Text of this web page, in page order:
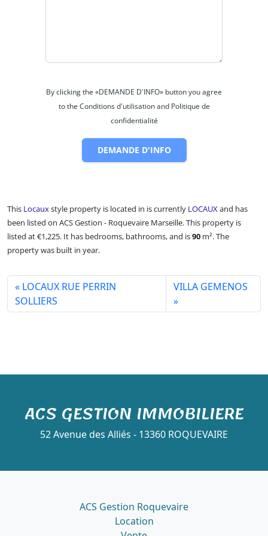
By clicking the «DEMANDE D'INFO» button you agree
to the Conditions d'utilisation and Politique de
confidentialité
DEMANDE D'INFO
This Locauxstyle property is located in is currently LOCAUXand has
been listed on ACS Gestion - Roquevaire Marseille. This property is
listed at €1,225. It has bedrooms, bathrooms, and is90 m². The
property was built in year.
LOCAUX RUE PERRIN
SOLLIERS
VILLA GEMENOS
ACS GESTION IMMOBILIERE
52 Avenue des Alliés - 13360 ROQUEVAIRE
ACS Gestion Roquevaire
Location